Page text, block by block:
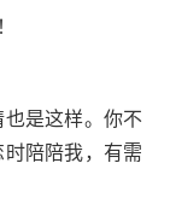
是这样。你不
陪陪我，有需